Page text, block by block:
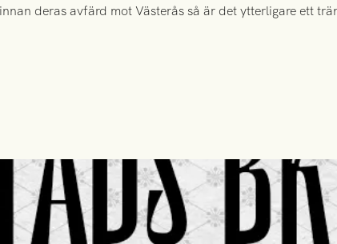
deras avfärd mot Västerås så är det ytterligare ett